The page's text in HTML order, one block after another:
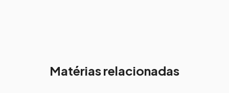
Matérias relacionadas